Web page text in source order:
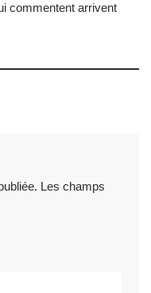
commentent arrivent
Les champs